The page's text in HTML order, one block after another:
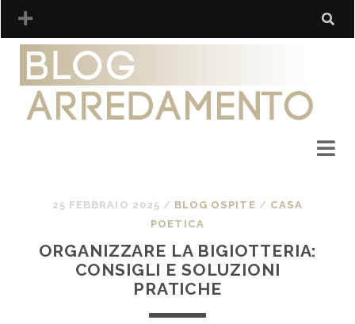
25 FEBBRAIO 2025 / BLOG OSPITE / CASA
POETICA
ORGANIZZARE LA BIGIOTTERIA:
CONSIGLI E SOLUZIONI
PRATICHE